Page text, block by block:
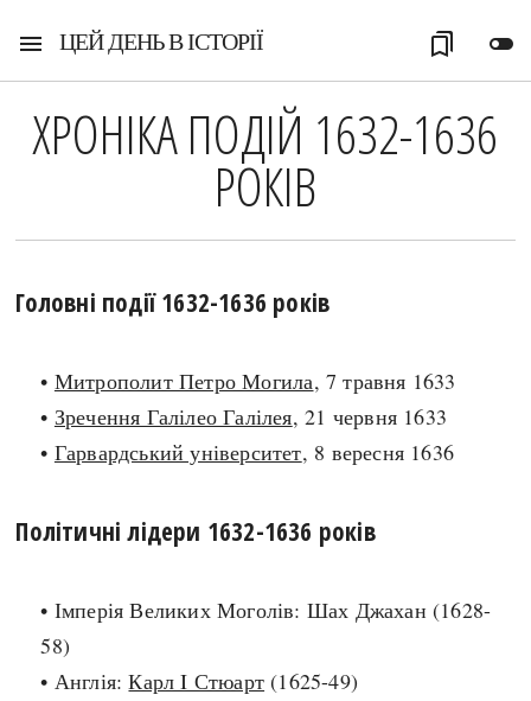
menu ЦЕЙ ДЕНЬ В ІСТОРІЇ toggle_off
bookmarks
ХРОНІКА ПОДІЙ 1632-1636
РОКІВ
Головні події 1632-1636 років
• Митрополит Петро Могила, 7 травня 1633
• Зречення Галілео Галілея, 21 червня 1633
• Гарвардський університет, 8 вересня 1636
Політичні лідери 1632-1636 років
• Імперія Великих Моголів: Шах Джахан (1628-
58)
• Англія:Карл I Стюарт (1625-49)